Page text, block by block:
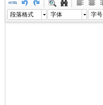
段落格式 字体 字号